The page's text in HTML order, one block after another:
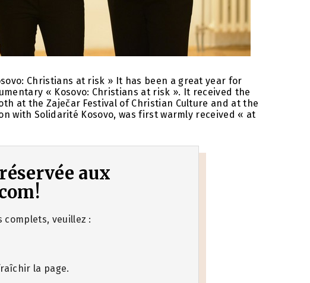
Christians at risk » It has been a great year for
« Kosovo: Christians at risk ». It received the
at the Zaječar Festival of Christian Culture and at the
with Solidarité Kosovo, was first warmly received « at
aux
veuillez :
la page.